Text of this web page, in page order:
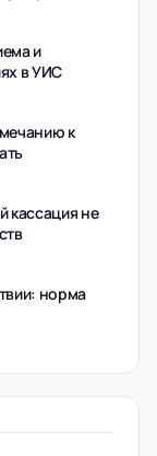
и
в УИС
к
кассация не
норма